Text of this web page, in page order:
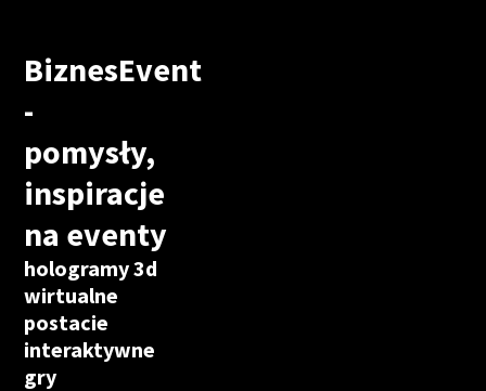
BiznesEvent
-
pomysły,
inspiracje
na eventy
hologramy 3d
wirtualne
postacie
interaktywne
gry